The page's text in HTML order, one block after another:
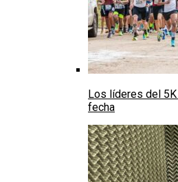
Los líderes del
fecha